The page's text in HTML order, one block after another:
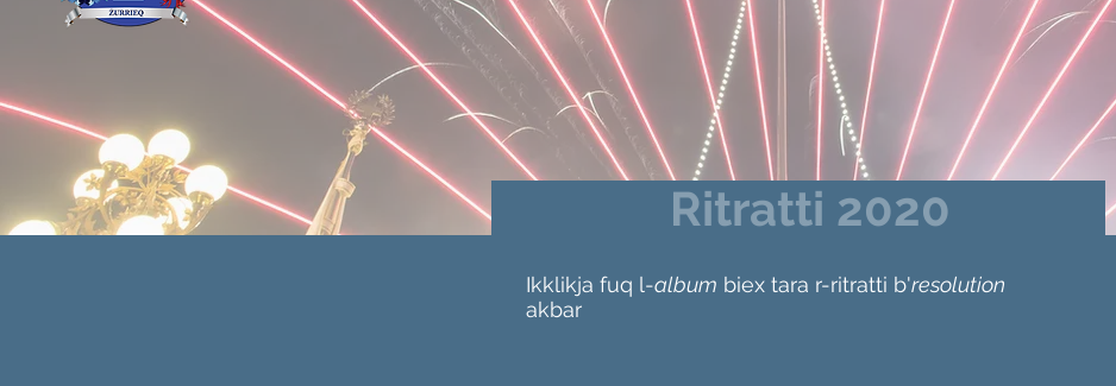
Ritratti 2020
Ikklikja fuq l-album biex tara r-ritratti b'resolution
akbar